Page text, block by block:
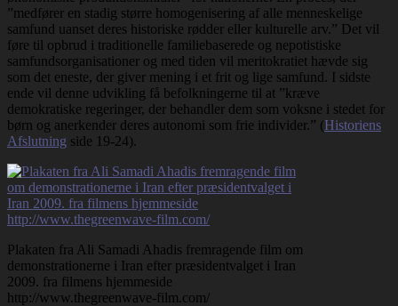
”medfører en stadig større homogenisering af alle menneskelige
samfund uanset deres historiske rødder eller kulturelle arv.” Det vil
føre til opbrud i traditionelle familiebaserede og nepotistiske
samfundsorganisationer og med tiden vil meritokratiet hævde sig
som det eneste, der giver mening i et frit og lige samfund. I sidste
ende vil denne udvikling få befolkningerne til at ”kræve
demokratiske regeringer, der behandler dem som voksne i stedet for
børn og anerkender deres autonomi som frie individer.” (Historiens
Afslutning side 19-24).
Plakaten fra Ali Samadi Ahadis fremragende film om
demonstrationerne i Iran efter præsidentvalget i Iran
2009. fra filmens hjemmeside
http://www.thegreenwave-film.com/